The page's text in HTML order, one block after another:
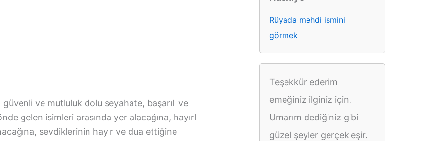
güvenli ve mutluluk dolu seyahate, başarılı ve
gelen isimleri arasında yer alacağına, hayırlı
sevdiklerinin hayır ve dua ettiğine
Rüyada mehdi ismini
görmek
Teşekkür ederim
emeğiniz ilginiz için.
Umarım dediğiniz gibi
güzel şeyler gerçekleşir.